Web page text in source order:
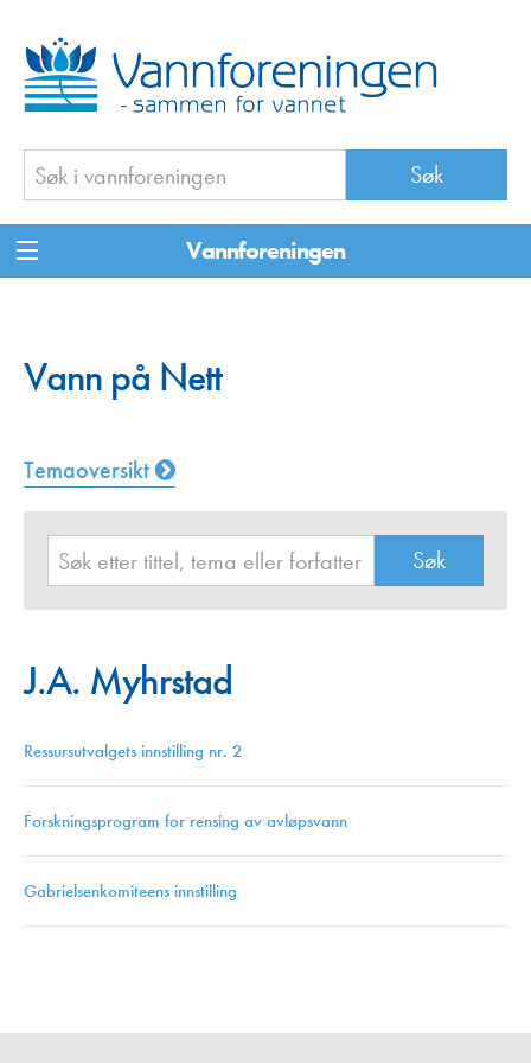
Vannforeningen
Vann på Nett
Temaoversikt
J.A. Myhrstad
Ressursutvalgets innstilling nr. 2
Forskningsprogram for rensing av avløpsvann
Gabrielsenkomiteens innstilling